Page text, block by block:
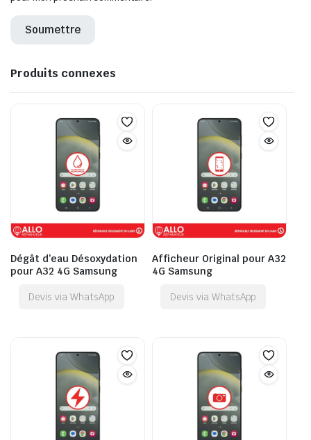
Produits connexes
Dégât d’eau Désoxydation
pour A32 4G Samsung
Devis via WhatsApp
Afficheur Original pour A32
4G Samsung
Devis via WhatsApp